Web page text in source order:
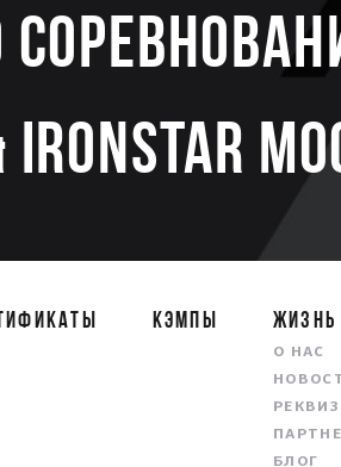
КЭМПЫ ЖИЗНЬ
О НАС
БЛОГ